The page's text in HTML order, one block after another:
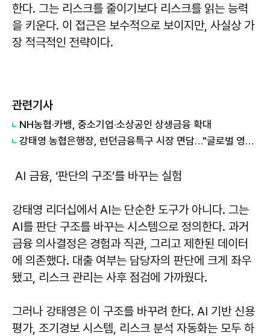
한다. 그는 리스크를 줄이기보다 리스크를 읽는 능력
을 키운다. 이 접근은 보수적으로 보이지만, 사실상 가
장 적극적인 전략이다.
관련기사
NH농협·카뱅, 중소기업·소상공인 상생금융 확대
강태영 농협은행장, 런던금융특구 시장 면담…"글로벌 영토 확장"
AI 금융, ‘판단의 구조’를 바꾸는 실험
강태영 리더십에서 AI는 단순한 도구가 아니다. 그는
AI를 판단 구조를 바꾸는 시스템으로 정의한다. 과거
금융 의사결정은 경험과 직관, 그리고 제한된 데이터
에 의존했다. 대출 여부는 담당자의 판단에 크게 좌우
됐고, 리스크 관리는 사후 점검에 가까웠다.
그러나 강태영은 이 구조를 바꾸려 한다. AI 기반 신용
평가, 조기경보 시스템, 리스크 분석 자동화는 모두 하